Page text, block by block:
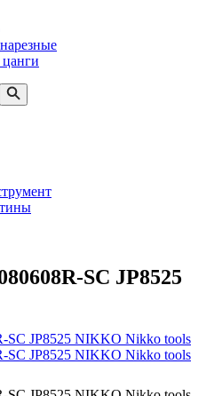
цанги
SC JP8525